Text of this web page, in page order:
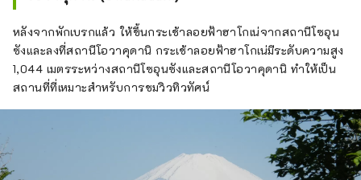
หลังจากพักเบรกแล้ว ให้ขึ้นกระเช้าลอยฟ้าฮาโกเน่จากสถานีโซอุน
ซังและลงที่สถานีโอวาคุดานิ กระเช้าลอยฟ้าฮาโกเน่มีระดับความสูง
1,044 เมตรระหว่างสถานีโซอุนซังและสถานีโอวาคุดานิ ทำให้เป็น
สถานที่ที่เหมาะสำหรับการชมวิวทิวทัศน์